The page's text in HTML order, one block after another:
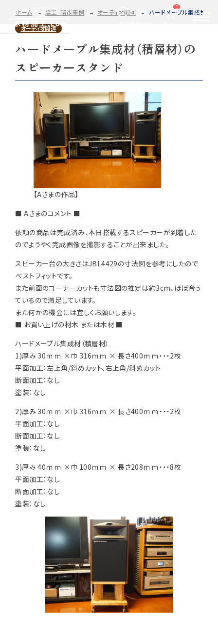
ログイン
0
種類・樹種・用途から選ぶ
種類から選ぶ 樹種一覧 用途などから選
ぶ
取扱木材と選び方
集成材（積層材）
無垢材
白ポリ
特注対応
平面加工 断面加工
表面仕上 塗装
木材加工講座
ご利用ガイド
初めての方へ
ご注文から商品到着までの流れ
変更・キャンセル・ 返品・交換について
納期・配送について
送料について
お支払いについて
注意事項とよくある質問
施工・制作事例
施工・制作事例TOP 工場製作事例
棚・収納・ラック
テーブル・机 オーディオ関連
造作材・枠材
新生活
フォトコンテスト
お客様の声
会社情報
会社概要
自動お見積もり・ご注文はこちらから
カット・塗装のみ
カット・加工・塗装
フルオーダー集成材(積層材)
2D/3D
図面をお持ちの方へ 今すぐお見積もり依頼
関連商品 サンプルのご購入
Tel. 0584-33-2070
©2025 mokuzaikako.com All Rights Reserved.
ホーム 施工・制作事例 オーディオ関連 ハードメープル集成材（積
オーディオ関連
ハードメープル集成材（積層材）の
スピーカースタンド
【Aさまの作品】
■ Aさまのコメント ■
依頼の商品は完成済み、本日搭載するスピーカーが到着した
のでようやく完成画像を撮影することが出来ました。
スピーカー台の大きさはJBL4429の寸法図を参考にしたので
ベストフィットです。
また前面のコーナーカットも寸法図の推定は約3cm、ほぼ合っ
ているので満足しています。
また何かの機会には宜しくお願いします。
■ お買い上げの材木 または木材 ■
ハードメープル集成材（積層材）
1)厚み 30ｍｍ ×巾 316ｍｍ × 長さ400ｍｍ・・・2枚
平面加工：左上角/斜めカット、右上角/斜めカット
断面加工：なし
塗装：なし
2)厚み 30ｍｍ ×巾 316ｍｍ × 長さ400ｍｍ・・・2枚
平面加工：なし
断面加工：なし
塗装：なし
3)厚み 40ｍｍ ×巾 100ｍｍ × 長さ208ｍｍ・・・8枚
平面加工：なし
断面加工：なし
塗装：なし